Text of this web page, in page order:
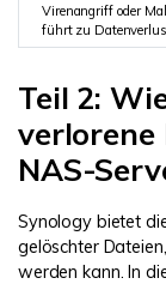
Virenangriff oder
führt zu
Teil 2:
verlorene
NAS-
Synology bietet
gelöschter
werden kann. In